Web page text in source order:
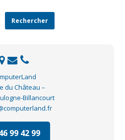
Rechercher
du Château –
Billancourt
99 42 99